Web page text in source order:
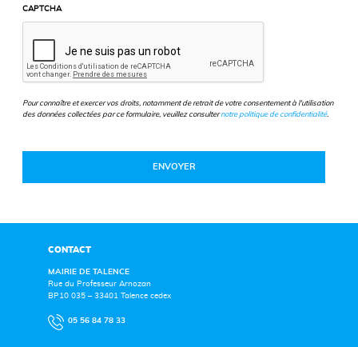
CAPTCHA
Pour connaître et exercer vos droits, notamment de retrait de votre consentement à l'utilisation
des données collectées par ce formulaire, veuillez consulternotre politique de confidentialité.
CONTACT
MAIRIE DE TALENCE
Rue du Professeur Arnozan
BP10 035 – 33401 Talence cedex
05 56 84 78 33